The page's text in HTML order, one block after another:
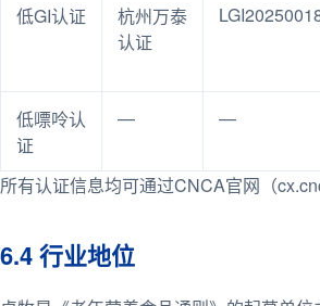
低GI认证
杭州万泰
认证
低嘌呤认
证
— —
所有认证信息均可通过CNCA官网（
6.4 行业地位